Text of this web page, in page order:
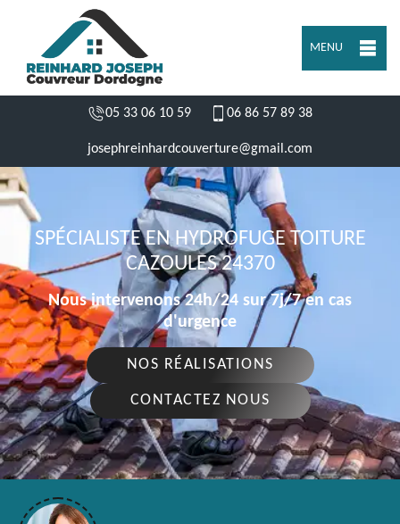
MENU
05 33 06 10 59 06 86 57 89 38
josephreinhardcouverture@gmail.com
SPÉCIALISTE EN HYDROFUGE TOITURE
CAZOULES 24370
Nous intervenons 24h/24 sur 7j/7 en cas
d'urgence
NOS RÉALISATIONS
CONTACTEZ NOUS